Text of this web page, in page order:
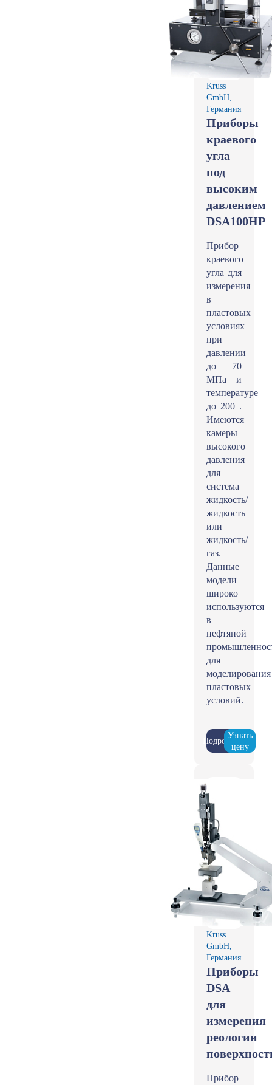
Kruss
GmbH,
Германия
Приборы
краевого
угла
под
высоким
давлением
DSA100HP
Прибор
краевого
угла для
измерения
в
пластовых
условиях
при
давлении
до 70
МПа и
температуре
до 200 .
Имеются
камеры
высокого
давления
для
система
жидкость/
жидкость
или
жидкость/
газ.
Данные
модели
широко
используются
в
нефтяной
для
моделирования
пластовых
условий.
Подробнее
Узнать
цену
Kruss
GmbH,
Германия
Приборы
DSA
для
измерения
реологии
Прибор